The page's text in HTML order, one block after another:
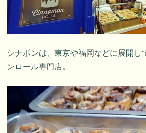
シナボンは、東京や福岡などに展開し
ンロール専門店。